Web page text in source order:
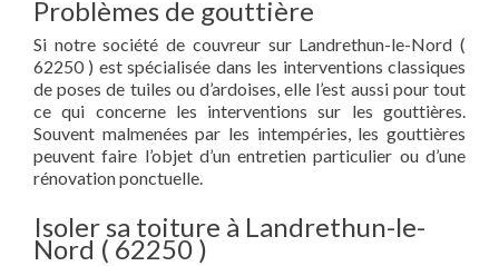
Problèmes de gouttière
Si notre société de couvreur sur Landrethun-le-Nord (
62250 ) est spécialisée dans les interventions classiques
de poses de tuiles ou d’ardoises, elle l’est aussi pour tout
ce qui concerne les interventions sur les gouttières.
Souvent malmenées par les intempéries, les gouttières
peuvent faire l’objet d’un entretien particulier ou d’une
rénovation ponctuelle.
Isoler sa toiture à Landrethun-le-
Nord ( 62250 )